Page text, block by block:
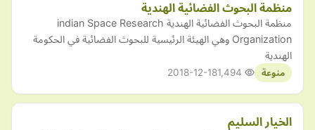
منظمة البحوث الفضائية الهندية
منظمة البحوث الفضائية الهندية indian Space Research
Organization وهي الهيئة الرئيسية للبحوث الفضائية في الحكومة
الهندية
منوعة 2018-12-18
الخيار السليم